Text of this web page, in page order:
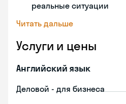
реальные ситуации
Читать дальше
Услуги и цены
Английский язык
Деловой - для бизнеса